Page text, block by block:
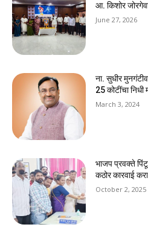
आ. किशोर
June 27, 2026
ना. सुधीर
25 कोटींचा निधी
March 3, 2024
भाजप प्रवक्ते
कठोर कारवाई
October 2, 2025